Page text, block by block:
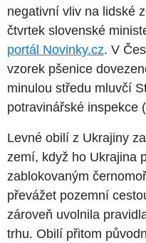
negativní vliv na lidské
čtvrtek slovenské
portál Novinky.cz. V
vzorek pšenice
minulou středu mluvčí
potravinářské inspekce
Levné obilí z Ukrajiny
zemí, když ho Ukrajina
zablokovaným
převážet pozemní
zároveň uvolnila
trhu. Obilí přitom